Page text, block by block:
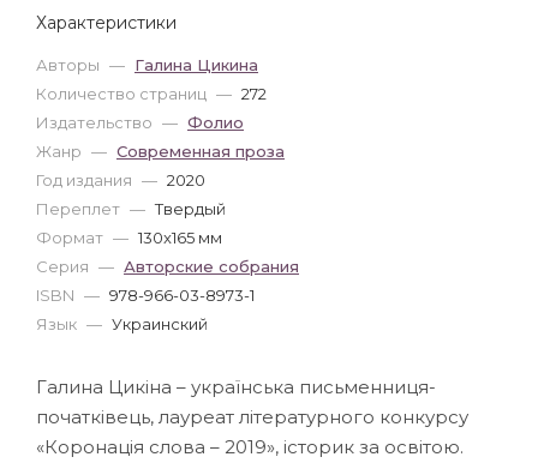
Характеристики
Авторы — Галина Цикина
Количество страниц — 272
Издательство — Фолио
Жанр — Современная проза
Год издания — 2020
Переплет — Твердый
Формат — 130x165 мм
Серия — Авторские собрания
ISBN — 978-966-03-8973-1
Язык — Украинский
Галина Цикіна – українська письменниця-
початківець, лауреат літературного конкурсу
«Коронація слова – 2019», історик за освітою.